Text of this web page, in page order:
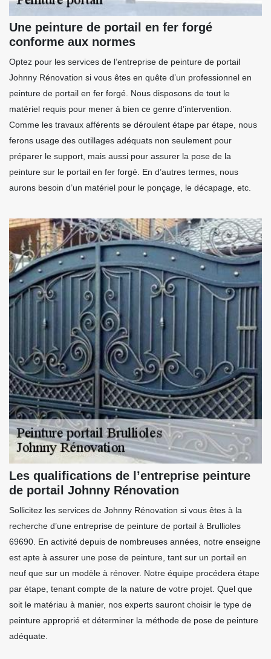
Une peinture de portail en fer forgé
conforme aux normes
Optez pour les services de l’entreprise de peinture de portail
Johnny Rénovation si vous êtes en quête d’un professionnel en
peinture de portail en fer forgé. Nous disposons de tout le
matériel requis pour mener à bien ce genre d’intervention.
Comme les travaux afférents se déroulent étape par étape, nous
ferons usage des outillages adéquats non seulement pour
préparer le support, mais aussi pour assurer la pose de la
peinture sur le portail en fer forgé. En d’autres termes, nous
aurons besoin d’un matériel pour le ponçage, le décapage, etc.
Les qualifications de l’entreprise peinture
de portail Johnny Rénovation
Sollicitez les services de Johnny Rénovation si vous êtes à la
recherche d’une entreprise de peinture de portail à Brullioles
69690. En activité depuis de nombreuses années, notre enseigne
est apte à assurer une pose de peinture, tant sur un portail en
neuf que sur un modèle à rénover. Notre équipe procédera étape
par étape, tenant compte de la nature de votre projet. Quel que
soit le matériau à manier, nos experts sauront choisir le type de
peinture approprié et déterminer la méthode de pose de peinture
adéquate.